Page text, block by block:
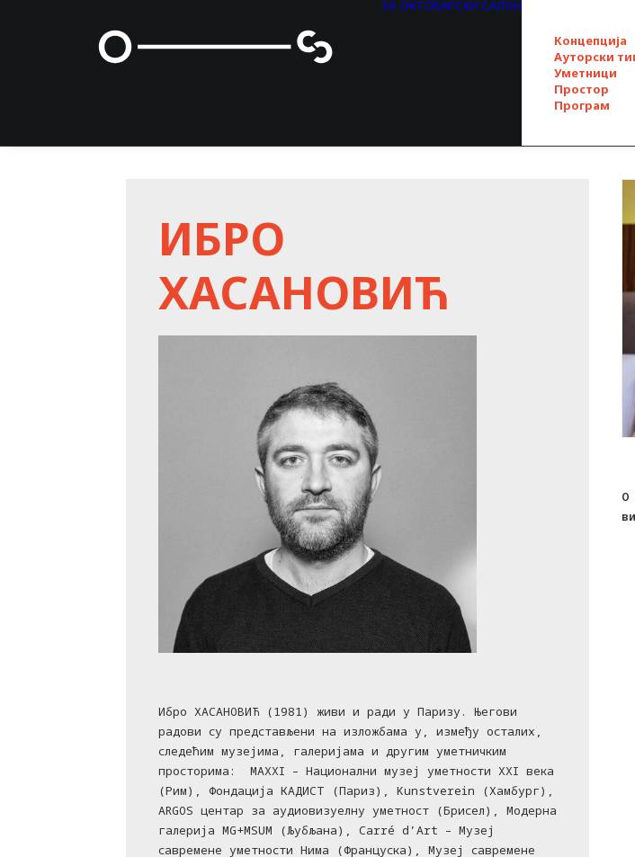
59. ОКТОБАРСКИ САЛОН
Концепција
Ауторски
Уметници
Простор
Програм
ИБРО
ХАСАНОВИЋ
Ибро ХАСАНОВИЋ (1981) живи и ради у Паризу. Његови
радови су представљени на изложбама у, између осталих,
следећим музејима, галеријама и другим уметничким
просторима: MAXXI – Национални музеј уметности XXI века
(Рим), Фондација КАДИСТ (Париз), Kunstverein (Хамбург),
ARGOS центар за аудиовизуелну уметност (Брисел), Модерна
галерија MG+MSUM (Љубљана), Carré d’Art – Музеј
савремене уметности Нима (Француска), Музеј савремене
О